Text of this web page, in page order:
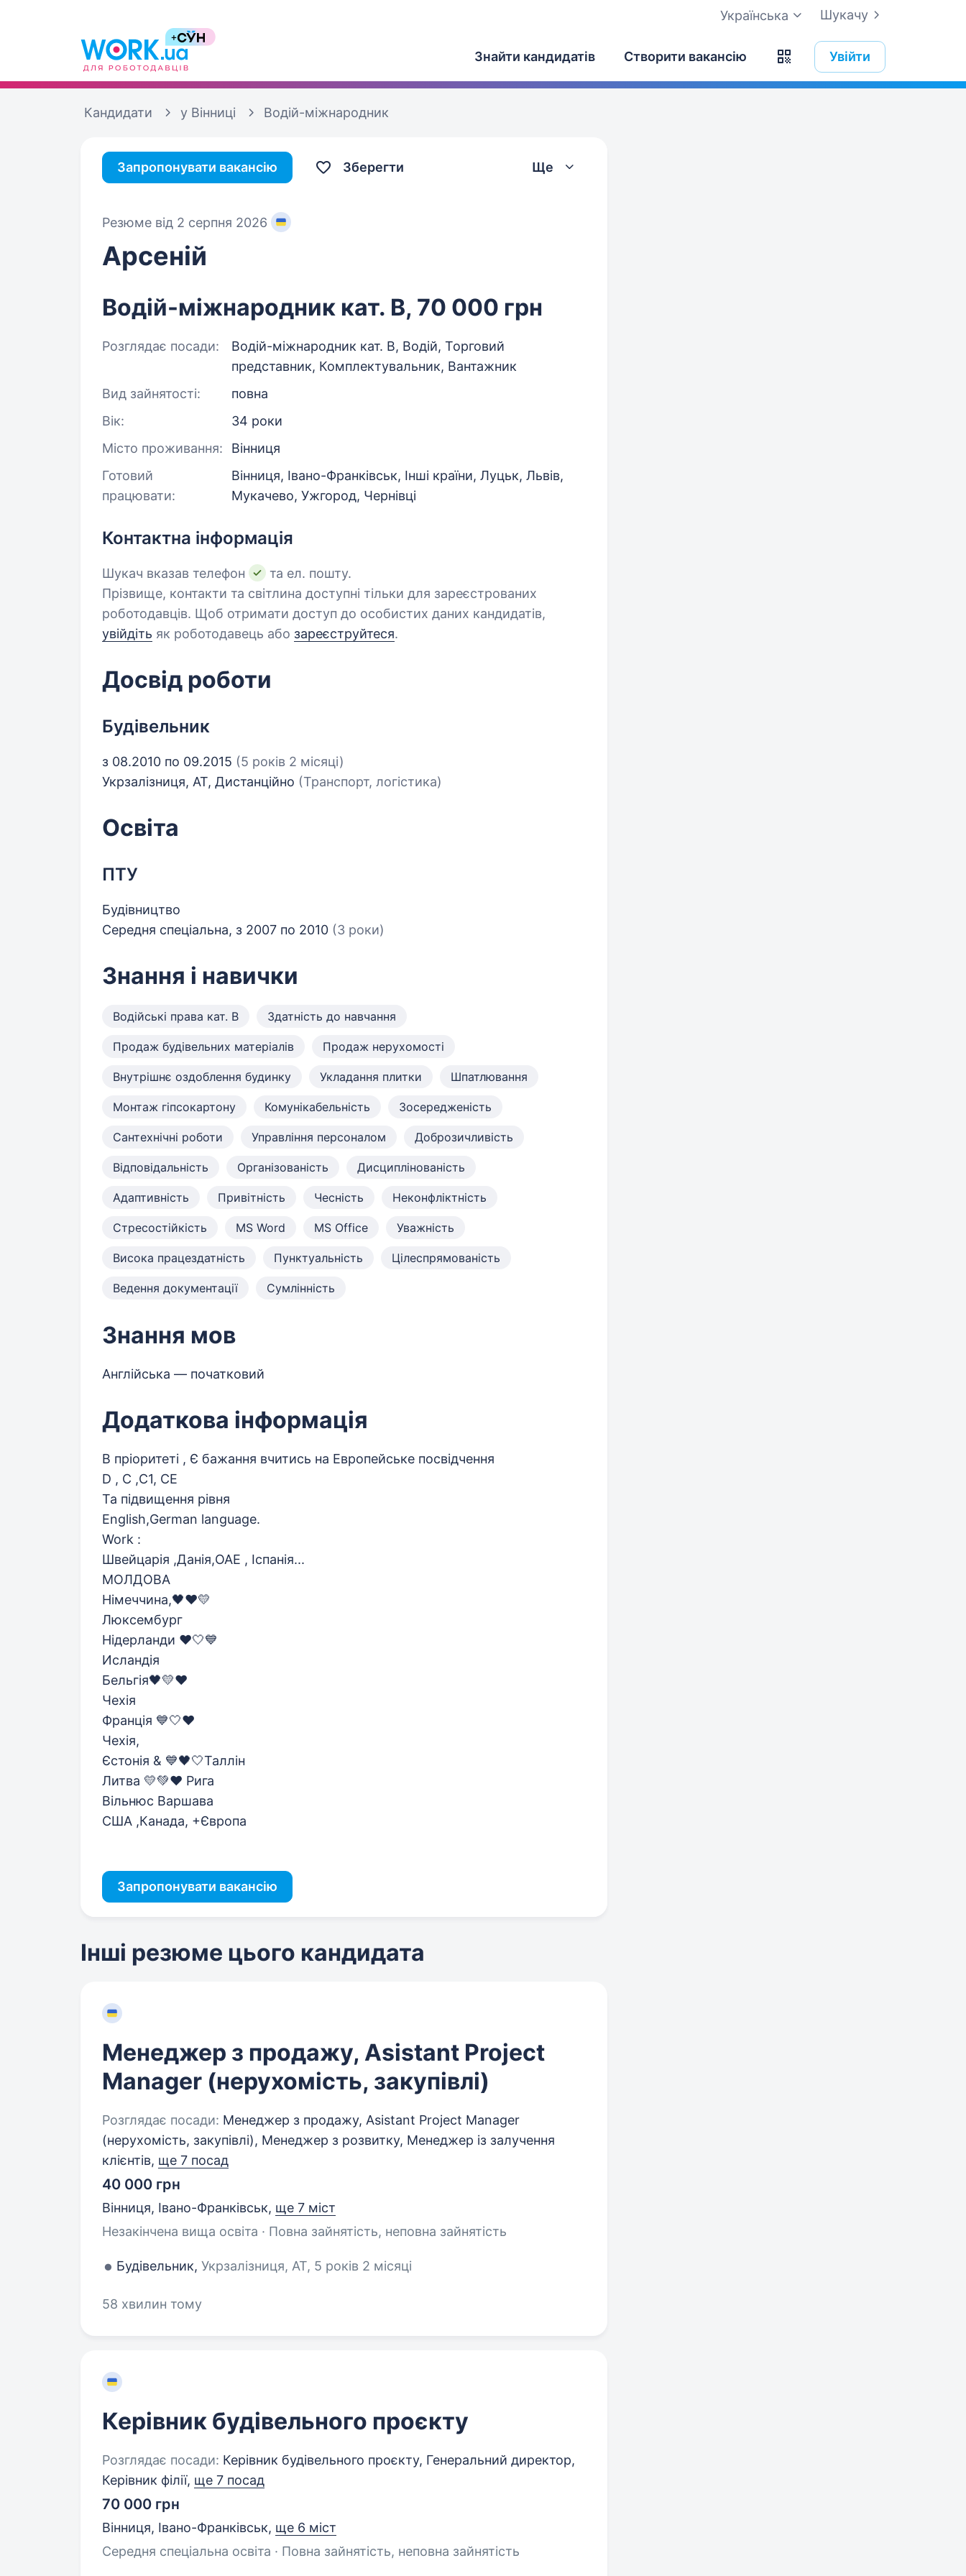
Шукачу
Українська
Знайти кандидатів Створити вакансію Увійти
Кандидати у Вінниці Водій-міжнародник
Запропонувати вакансію Зберегти Ще
Резюме від 2 серпня 2026
Арсеній
Водій-міжнародник кат. B, 70 000 грн
Розглядає посади:
Водій-міжнародник кат. B, Водій, Торговий
представник, Комплектувальник, Вантажник
Вид зайнятості:
повна
Вік:
34 роки
Місто проживання:
Вінниця
Готовий
працювати:
Вінниця, Івано-Франківськ, Інші країни, Луцьк, Львів,
Мукачево, Ужгород, Чернівці
Контактна інформація
Шукач вказав телефон
та ел. пошту.
Прізвище, контакти та світлина доступні тільки для зареєстрованих
роботодавців. Щоб отримати доступ до особистих даних кандидатів,
увійдіть як роботодавець або зареєструйтеся.
Досвід роботи
Будівельник
з 08.2010 по 09.2015 (5 років 2 місяці)
Укрзалізниця, АТ, Дистанційно (Транспорт, логістика)
Освіта
ПТУ
Будівництво
Середня спеціальна, з 2007 по 2010 (3 роки)
Знання і навички
Водійські права кат. B Здатність до навчання
Продаж будівельних матеріалів Продаж нерухомості
Внутрішнє оздоблення будинку Укладання плитки Шпатлювання
Монтаж гіпсокартону Комунікабельність Зосередженість
Сантехнічні роботи Управління персоналом Доброзичливість
Відповідальність Організованість Дисциплінованість
Адаптивність Привітність Чесність Неконфліктність
Стресостійкість MS Word MS Office Уважність
Висока працездатність Пунктуальність Цілеспрямованість
Ведення документації Сумлінність
Знання мов
Англійська — початковий
Додаткова інформація
В пріоритеті , Є бажання вчитись на Европейське посвідчення
D , C ,C1, CE
Та підвищення рівня
English,German language.
Work :
Швейцарія ,Данія,ОАЕ , Іспанія...
МОЛДОВА
Німеччина,🖤❤️💛
Люксембург
Нідерланди ❤️🤍💙
Исландія
Бельгія🖤💛❤️
Чехія
Франція 💙🤍❤️
Чехія,
Єстонія & 💙🖤🤍Таллін
Литва 💛💚❤️ Рига
Вільнюс Варшава
США ,Канада, +Європа
Запропонувати вакансію
Інші резюме цього кандидата
Менеджер з продажу, Asistant Project
Manager (нерухомість, закупівлі)
Розглядає посади: Менеджер з продажу, Asistant Project Manager
(нерухомість, закупівлі), Менеджер з розвитку, Менеджер із залучення
клієнтів, ще 7 посад
40 000 грн
Вінниця, Івано-Франківськ, ще 7 міст
Незакінчена вища освіта · Повна зайнятість, неповна зайнятість
Будівельник, Укрзалізниця, АТ, 5 років 2 місяці
58 хвилин тому
Керівник будівельного проєкту
Розглядає посади: Керівник будівельного проєкту, Генеральний директор,
Керівник філії, ще 7 посад
70 000 грн
Вінниця, Івано-Франківськ, ще 6 міст
Середня спеціальна освіта · Повна зайнятість, неповна зайнятість